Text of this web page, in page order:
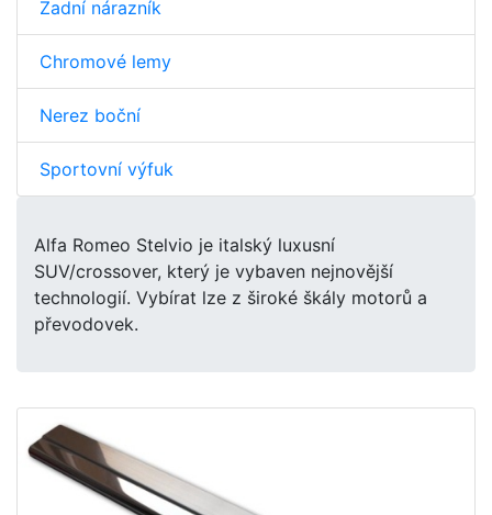
Zadní nárazník
Chromové lemy
Nerez boční
Sportovní výfuk
Alfa Romeo Stelvio je italský luxusní
SUV/crossover, který je vybaven nejnovější
technologií. Vybírat lze z široké škály motorů a
převodovek.